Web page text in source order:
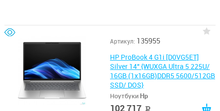
Артикул: 135955
HP ProBook 4 G1i [D0VG5ET]
Silver 14" {WUXGA Ultra 5 225U/
16GB (1x16GB)DDR5 5600/512GB
SSD/ DOS}
Ноутбуки Hp
102 717